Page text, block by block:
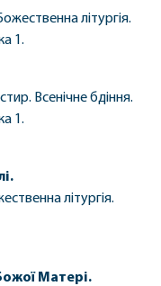
літургія.
1.
Всенічне бдіння.
1.
літургія.
Матері.